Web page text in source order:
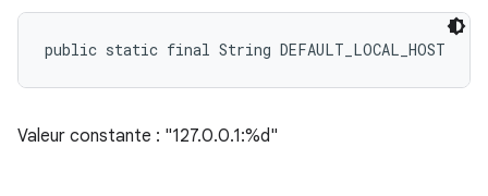
public static final String DEFAULT_LOCAL_HOST
Valeur constante : "127.0.0.1:%d"